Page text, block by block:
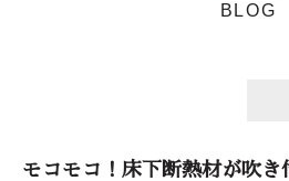
BLOG
モコモコ！床下断熱材が吹き